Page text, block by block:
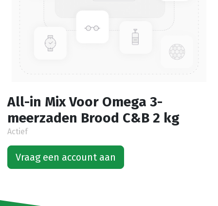
All-in Mix Voor Omega 3-
meerzaden Brood C&B 2 kg
Actief
Vraag een account aan